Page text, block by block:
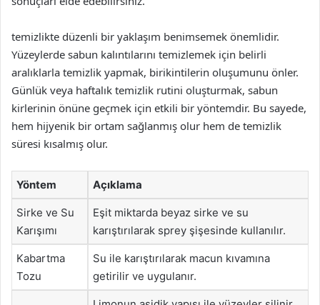
temizlikte düzenli bir yaklaşım benimsemek önemlidir.
Yüzeylerde sabun kalıntılarını temizlemek için belirli
aralıklarla temizlik yapmak, birikintilerin oluşumunu önler.
Günlük veya haftalık temizlik rutini oluşturmak, sabun
kirlerinin önüne geçmek için etkili bir yöntemdir. Bu sayede,
hem hijyenik bir ortam sağlanmış olur hem de temizlik
süresi kısalmış olur.
Yöntem Açıklama
Sirke ve Su
Karışımı
Eşit miktarda beyaz sirke ve su
karıştırılarak sprey şişesinde kullanılır.
Kabartma
Tozu
Su ile karıştırılarak macun kıvamına
getirilir ve uygulanır.